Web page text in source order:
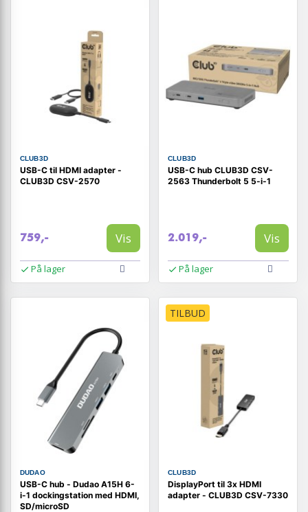
CLUB3D
USB-C til HDMI adapter -
CLUB3D CSV-2570
759,- Vis
På lager
CLUB3D
USB-C hub CLUB3D CSV-
2563 Thunderbolt 5 5-i-1
2.019,- Vis
På lager
DUDAO
USB-C hub - Dudao A15H 6-
i-1 dockingstation med HDMI,
SD/microSD
TILBUD
CLUB3D
DisplayPort til 3x HDMI
adapter - CLUB3D CSV-7330